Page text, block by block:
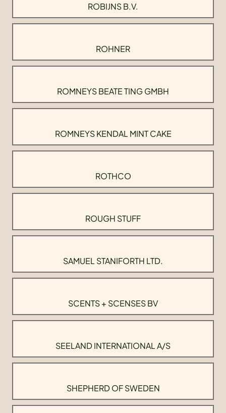
ROBIJNS B.V.
ROHNER
ROMNEYS BEATE TING GMBH
ROMNEYS KENDAL MINT CAKE
ROTHCO
ROUGH STUFF
SAMUEL STANIFORTH LTD.
SCENTS + SCENSES BV
SEELAND INTERNATIONAL A/S
SHEPHERD OF SWEDEN